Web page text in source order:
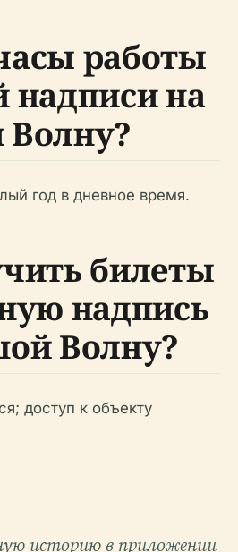
работы
надписи на
год в дневное время.
билеты
надпись
Волну?
доступ к объекту
историю в приложении